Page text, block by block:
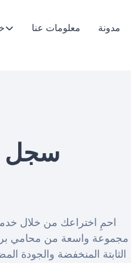
معلومات عنا مدونة
سجل
احمِ اختراعك من خلال
مجموعة واسعة من محامي
الثابتة المنخفضة والجودة